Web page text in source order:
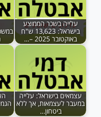
עלייה בשכר הממוצע
בישראל: 13,623 ש"ח
באוקטובר 2025 –…
עצמאים בישראל: עלייה
במעבר לעצמאות, אך ללא
ביטחון…